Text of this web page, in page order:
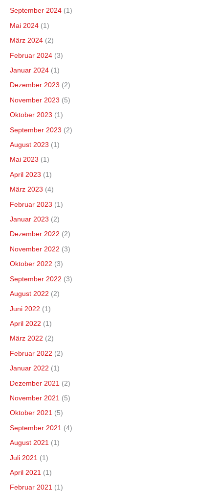
September 2024 (1)
Mai 2024 (1)
März 2024 (2)
Februar 2024 (3)
Januar 2024 (1)
Dezember 2023 (2)
November 2023 (5)
Oktober 2023 (1)
September 2023 (2)
August 2023 (1)
Mai 2023 (1)
April 2023 (1)
März 2023 (4)
Februar 2023 (1)
Januar 2023 (2)
Dezember 2022 (2)
November 2022 (3)
Oktober 2022 (3)
September 2022 (3)
August 2022 (2)
Juni 2022 (1)
April 2022 (1)
März 2022 (2)
Februar 2022 (2)
Januar 2022 (1)
Dezember 2021 (2)
November 2021 (5)
Oktober 2021 (5)
September 2021 (4)
August 2021 (1)
Juli 2021 (1)
April 2021 (1)
Februar 2021 (1)